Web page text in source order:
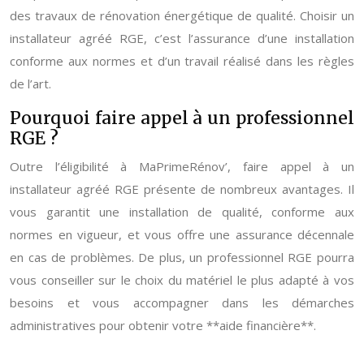
des travaux de rénovation énergétique de qualité. Choisir un
installateur agréé RGE, c’est l’assurance d’une installation
conforme aux normes et d’un travail réalisé dans les règles
de l’art.
Pourquoi faire appel à un professionnel
RGE ?
Outre l’éligibilité à MaPrimeRénov’, faire appel à un
installateur agréé RGE présente de nombreux avantages. Il
vous garantit une installation de qualité, conforme aux
normes en vigueur, et vous offre une assurance décennale
en cas de problèmes. De plus, un professionnel RGE pourra
vous conseiller sur le choix du matériel le plus adapté à vos
besoins et vous accompagner dans les démarches
administratives pour obtenir votre **aide financière**.